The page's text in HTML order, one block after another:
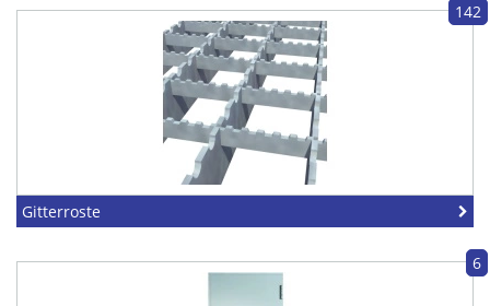
142
Gitterroste
6